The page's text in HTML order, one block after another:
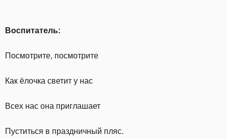
Воспитатель:
Посмотрите, посмотрите
Как ёлочка светит у нас
Всех нас она приглашает
Пуститься в праздничный пляс.